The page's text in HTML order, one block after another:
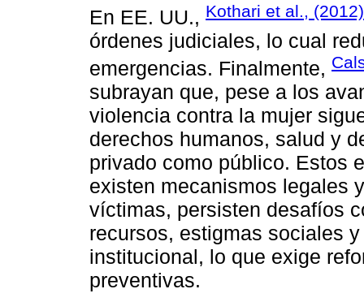
En EE. UU., Kothari et al., (2012)
órdenes judiciales, lo cual
emergencias. Finalmente,
subrayan que, pese a los
violencia contra la mujer
derechos humanos, salud y
privado como público. Estos
existen mecanismos legales
víctimas, persisten desafíos
recursos, estigmas sociales
institucional, lo que exige
preventivas.